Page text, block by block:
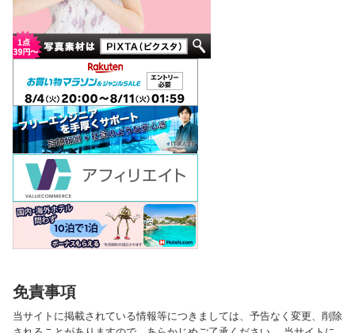
免責事項
当サイトに掲載されている情報等につきましては、予告なく変更、削除